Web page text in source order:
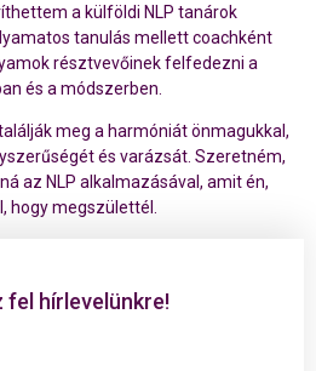
a külföldi NLP tanárok
tanulás mellett coachként
résztvevőinek felfedezni a
és a módszerben.
meg a harmóniát önmagukkal,
és varázsát. Szeretném,
az NLP alkalmazásával, amit én,
hogy megszülettél.
fel hírlevelünkre!